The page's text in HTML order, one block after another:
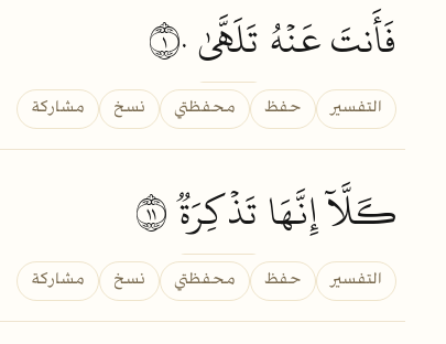
فَأَنتَ عَنۡهُتَلَهَّىٰ
التفسير حفظ محفظتي نسخ مشاركة
كـَلَّآ إِنَّهَاتَذۡكِرَةٞ١١
التفسير حفظ محفظتي نسخ مشاركة